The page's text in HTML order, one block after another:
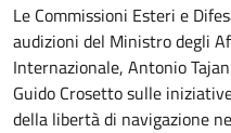
Le Commissioni Esteri e
audizioni del Ministro degli
Internazionale, Antonio
Guido Crosetto sulle
della libertà di navigazione